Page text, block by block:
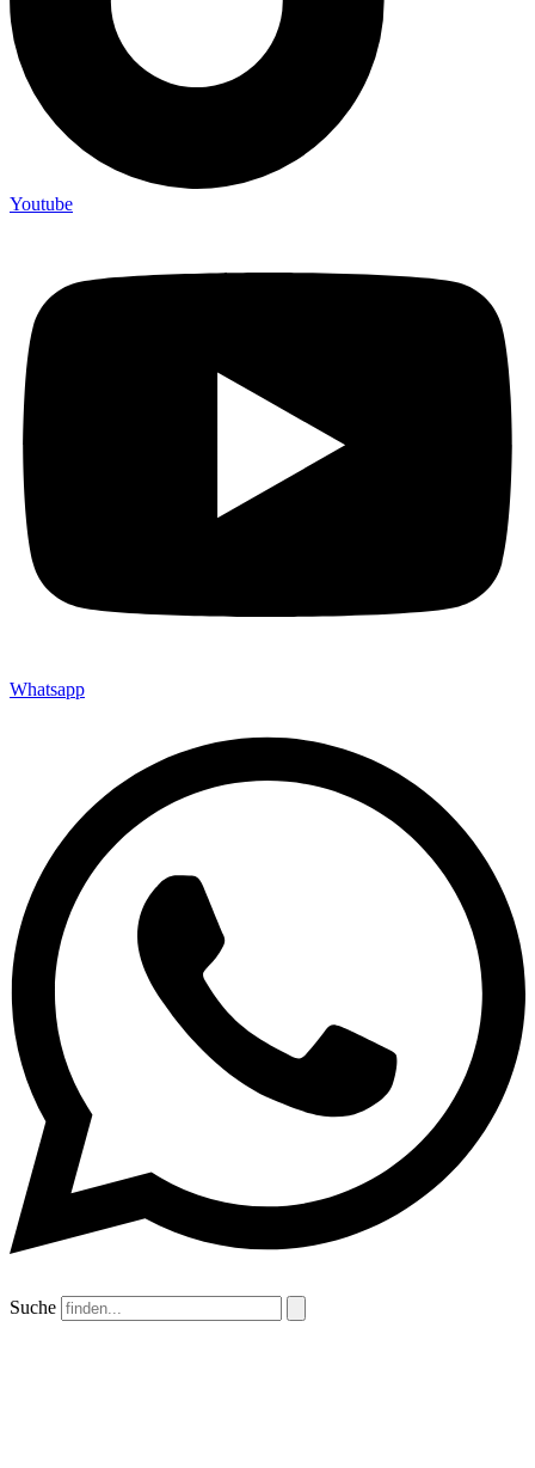
Youtube
Whatsapp
Suche